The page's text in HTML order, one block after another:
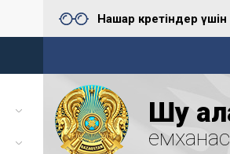
Нашар көретіндер үшін
Шу